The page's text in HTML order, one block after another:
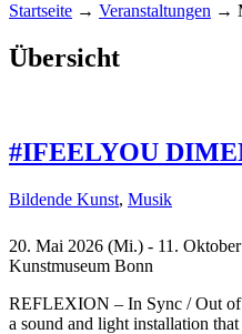
GEDOK KÖLN
Gemeinschaft der
Startseite → Veranstaltungen →
Übersicht
#IFEELYOU
Bildende Kunst, Musik
20. Mai 2026 (Mi.) - 11.
Kunstmuseum Bonn
REFLEXION – In Sync / Out
a sound and light installation